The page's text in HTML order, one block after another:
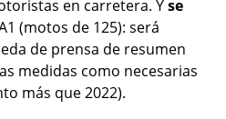
en carretera. Yse
(motos de 125): será
de prensa de resumen
medidas como necesarias
más que 2022).